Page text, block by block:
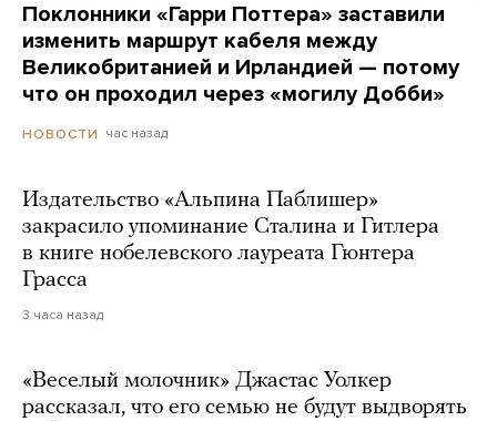
Поклонники «Гарри Поттера» заставили
изменить маршрут кабеля между
Великобританией и Ирландией — потому
что он проходил через «могилу Добби»
НОВОСТИ час назад
Издательство «Альпина Паблишер»
закрасило упоминание Сталина и Гитлера
в книге нобелевского лауреата Гюнтера
Грасса
3 часа назад
«Веселый молочник» Джастас Уолкер
рассказал, что его семью не будут выдворять